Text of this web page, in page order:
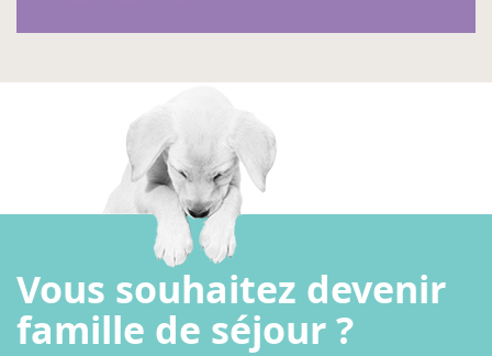
Vous souhaitez devenir
famille de séjour ?